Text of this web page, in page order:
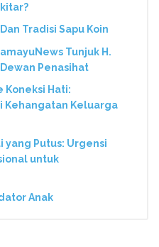
Tradisi Sapu Koin
Tunjuk H.
Penasihat
Koneksi Hati:
Kehangatan Keluarga
yang Putus: Urgensi
untuk
Anak